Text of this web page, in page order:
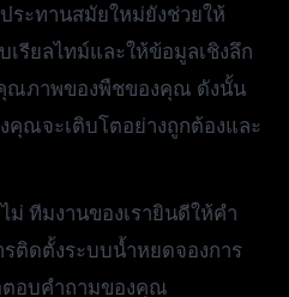
ระทานสมัยใหม่ยังช่วยให้
รียลไทม์และให้ข้อมูลเชิงลึก
ณภาพของพืชของคุณ ดังนั้น
ณจะเติบโตอย่างถูกต้องและ
ม่ ทีมงานของเรายินดีให้คำ
ดตั้งระบบน้ำหยดจองการ
อบคำถามของคุณ